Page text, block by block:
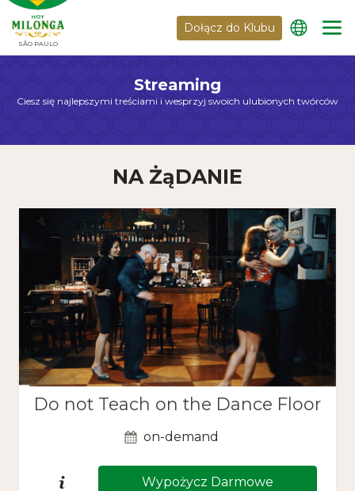
SÃO PAULO
Dołącz do Klubu
Streaming
Ciesz się najlepszymi treściami i wesprzyj swoich ulubionych twórców
NA ŻąDANIE
Do not Teach on the Dance Floor
on-demand
Wypożycz Darmowe